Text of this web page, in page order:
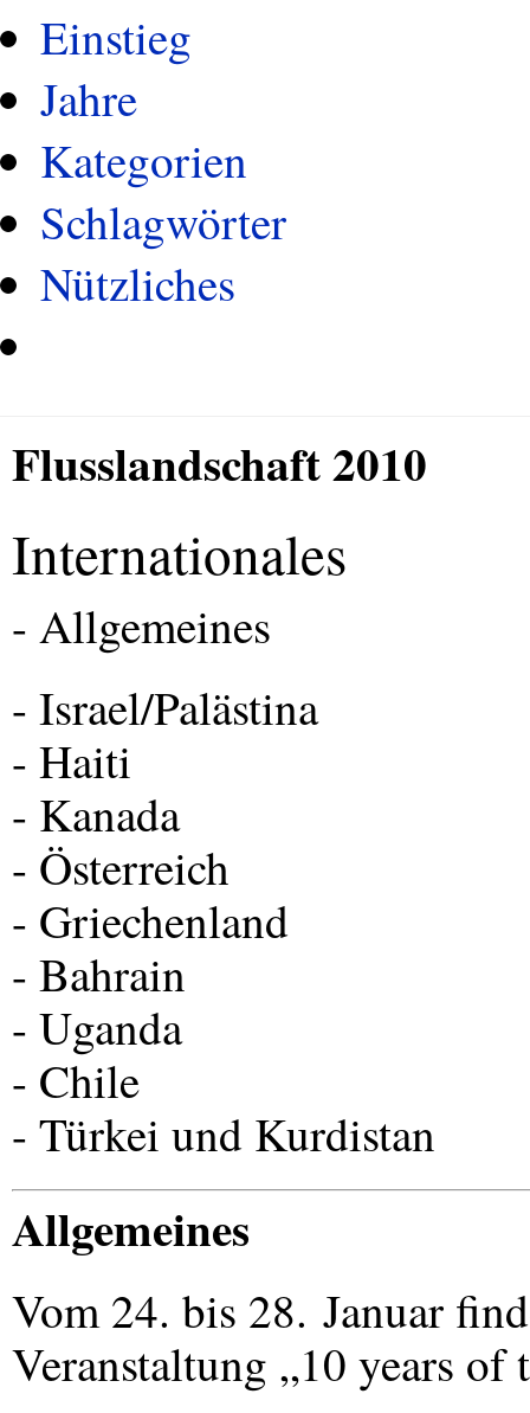
Einstieg
Jahre
Kategorien
Schlagwörter
Nützliches
Flusslandschaft 2010
Internationales
- Allgemeines
- Israel/Palästina
- Haiti
- Kanada
- Österreich
- Griechenland
- Bahrain
- Uganda
- Chile
- Türkei und Kurdistan
Allgemeines
Vom 24. bis 28. Januar
Veranstaltung „10 years